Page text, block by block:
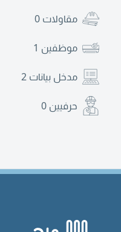
مقاولات 0
موظفين 1
مدخل بيانات 2
حرفيين 0